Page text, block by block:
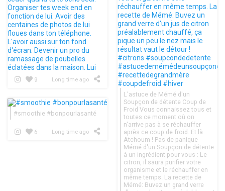
9 Long time ago
L'astuce de Mémé d'un
Soupçon de détente Coup de
Froid Vous connaissez tous et
toutes ce moment où on
n'arrive pas à se réchauffer
après ce coup de froid. Et là
Atchoum ! Pas de panique
Mémé d'un Soupçon de détente
à un ingrédient pour vous : Le
citron, il saura purifier votre
organisme et le réchauffer en
même temps. La recette de
Mémé: Buvez un grand verre
#smoothie #bonpourlasanté
6 Long time ago